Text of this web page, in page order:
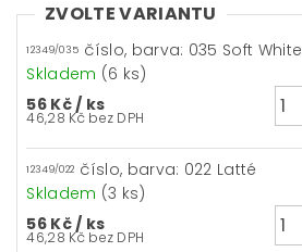
ZVOLTE VARIANTU
12349/035 číslo, barva: 035 Soft White
Skladem (6 ks)
56 Kč/ ks
46,28 Kč bez DPH
12349/022 číslo, barva: 022 Latté
Skladem (3 ks)
56 Kč/ ks
46,28 Kč bez DPH